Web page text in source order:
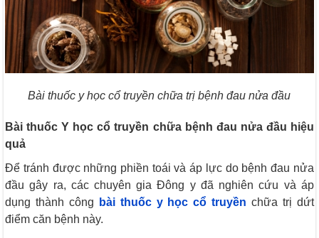
Bài thuốc y học cổ truyền chữa trị bệnh đau nửa đầu
Bài thuốc Y học cổ truyền chữa bệnh đau nửa đầu hiệu
quả
Để tránh được những phiền toái và áp lực do bệnh đau nửa
đầu gây ra, các chuyên gia Đông y đã nghiên cứu và áp
dụng thành công
bài thuốc y học cổ truyền chữa trị dứt
điểm căn bệnh này.